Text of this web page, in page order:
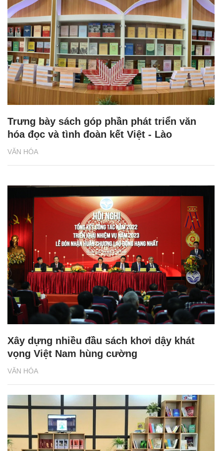
VĂN HÓA
Trưng bày sách góp phần phát triển văn
hóa đọc và tình đoàn kết Việt - Lào
VĂN HÓA
Xây dựng nhiều đầu sách khơi dậy khát
vọng Việt Nam hùng cường